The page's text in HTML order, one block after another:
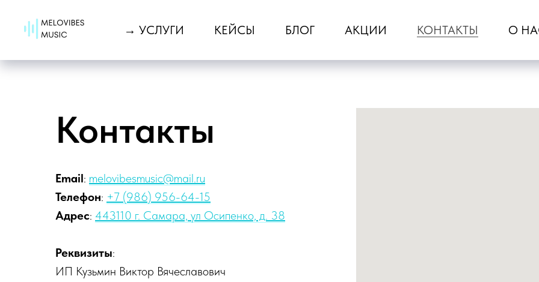
→ УСЛУГИ КЕЙСЫ БЛОГ АКЦИИ КОНТАКТЫ О
Контакты
Email: melovibesmusic@mail.ru
Телефон: +7 (986) 956-64-15
Адрес: 443110 г. Самара, ул Осипенко, д. 38
Реквизиты:
ИП Кузьмин Виктор Вячеславович